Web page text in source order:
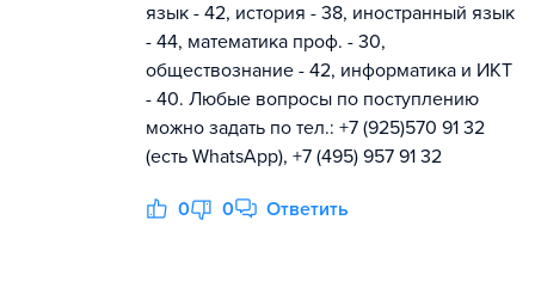
язык - 42, история - 38, иностранный язык
- 44, математика проф. - 30,
обществознание - 42, информатика и ИКТ
- 40. Любые вопросы по поступлению
можно задать по тел.: +7 (925)570 91 32
(есть WhatsApp), +7 (495) 957 91 32
0 0 Ответить